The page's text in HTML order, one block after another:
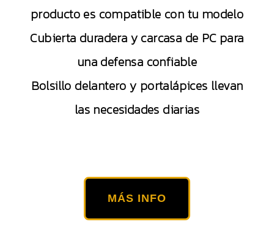
producto es compatible con tu modelo
Cubierta duradera y carcasa de PC para
una defensa confiable
Bolsillo delantero y portalápices llevan
las necesidades diarias
MÁS INFO